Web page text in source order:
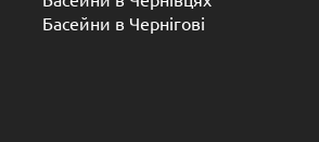
Басейни в Чернігові